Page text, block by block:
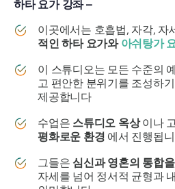
하타 요가 강좌 –
이곳에서는 호흡법, 자각, 자
적인 하타 요가와 아쉬탕가
이 스튜디오는 모든 수준의
고 편안한 분위기를 조성하
제공합니다
수업은 스튜디오 옥상이나
평화로운 환경 에서 진행됩
그들은 심신과 영혼의 통합을
자세를 넘어 정서적 균형과